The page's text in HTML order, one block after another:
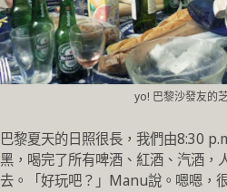
yo! 巴黎沙發友的
巴黎夏天的日照很長，我們由8:30
黑，喝完了所有啤酒、紅酒、汽酒，
去。「好玩吧？」Manu說。嗯嗯，